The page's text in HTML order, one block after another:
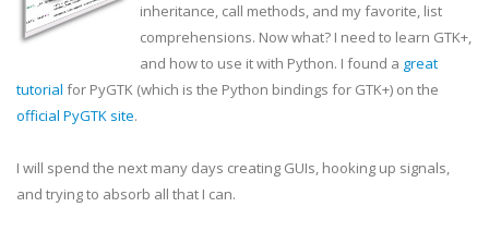
inheritance, call methods, and my favorite, list
comprehensions. Now what? I need to learn GTK+,
and how to use it with Python. I found a great
tutorial for PyGTK (which is the Python bindings for GTK+) on the
official PyGTK site.
I will spend the next many days creating GUIs, hooking up signals,
and trying to absorb all that I can.